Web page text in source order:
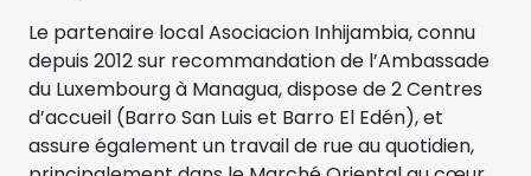
Le partenaire local Asociacion Inhijambia, connu
depuis 2012 sur recommandation de l’Ambassade
du Luxembourg à Managua, dispose de 2 Centres
d’accueil (Barro San Luis et Barro El Edén), et
assure également un travail de rue au quotidien,